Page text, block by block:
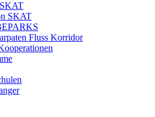
SKAT
Fluss Korridor